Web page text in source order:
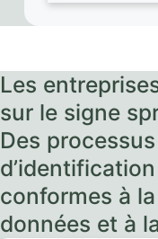
Les
sur le signe
Des
conformes à
données et à